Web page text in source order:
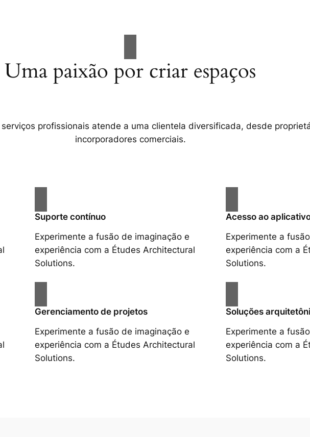
Uma paixão por criar espaços
profissionais atende a uma clientela diversificada, desde
incorporadores comerciais.
Suporte contínuo
Experimente a fusão de imaginação e
experiência com a Études Architectural
Solutions.
Acesso ao
Experimente a
experiência com a
Solutions.
Gerenciamento de projetos
Experimente a fusão de imaginação e
experiência com a Études Architectural
Solutions.
Soluções
Experimente a
experiência com a
Solutions.